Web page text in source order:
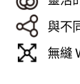
與不
無縫